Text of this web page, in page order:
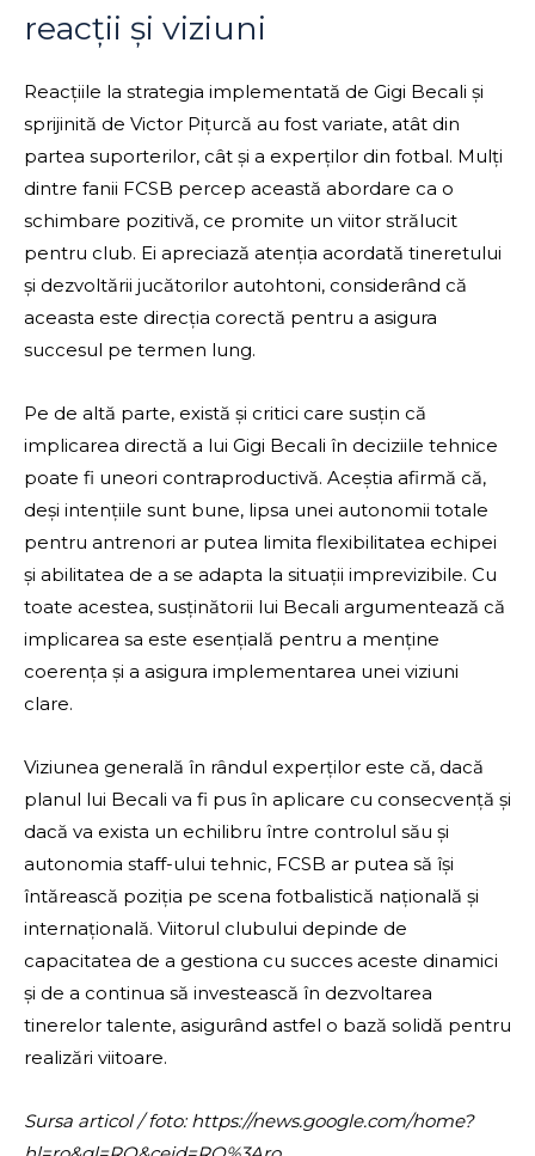
reacții și viziuni
Reacțiile la strategia implementată de Gigi Becali și
sprijinită de Victor Pițurcă au fost variate, atât din
partea suporterilor, cât și a experților din fotbal. Mulți
dintre fanii FCSB percep această abordare ca o
schimbare pozitivă, ce promite un viitor strălucit
pentru club. Ei apreciază atenția acordată tineretului
și dezvoltării jucătorilor autohtoni, considerând că
aceasta este direcția corectă pentru a asigura
succesul pe termen lung.
Pe de altă parte, există și critici care susțin că
implicarea directă a lui Gigi Becali în deciziile tehnice
poate fi uneori contraproductivă. Aceștia afirmă că,
deși intențiile sunt bune, lipsa unei autonomii totale
pentru antrenori ar putea limita flexibilitatea echipei
și abilitatea de a se adapta la situații imprevizibile. Cu
toate acestea, susținătorii lui Becali argumentează că
implicarea sa este esențială pentru a menține
coerența și a asigura implementarea unei viziuni
clare.
Viziunea generală în rândul experților este că, dacă
planul lui Becali va fi pus în aplicare cu consecvență și
dacă va exista un echilibru între controlul său și
autonomia staff-ului tehnic, FCSB ar putea să își
întărească poziția pe scena fotbalistică națională și
internațională. Viitorul clubului depinde de
capacitatea de a gestiona cu succes aceste dinamici
și de a continua să investească în dezvoltarea
tinerelor talente, asigurând astfel o bază solidă pentru
realizări viitoare.
Sursa articol / foto: https://news.google.com/home?